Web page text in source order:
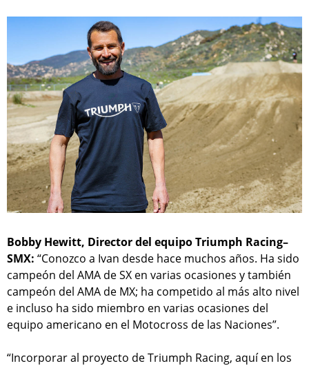
Bobby Hewitt, Director del equipo Triumph Racing–
SMX: “Conozco a Ivan desde hace muchos años. Ha sido
campeón del AMA de SX en varias ocasiones y también
campeón del AMA de MX; ha competido al más alto nivel
e incluso ha sido miembro en varias ocasiones del
equipo americano en el Motocross de las Naciones”.
“Incorporar al proyecto de Triumph Racing, aquí en los